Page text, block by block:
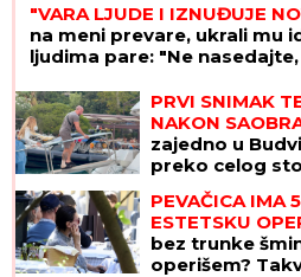
"VARA LJUDE I IZNUĐUJE
na meni prevare, ukrali mu
ljudima pare: "Ne
PRVI SNIMAK
NAKON
zajedno u
preko celog
pevačica
Crnoj Gori
PEVAČICA IMA
ESTETSKU
bez trunke
operišem?